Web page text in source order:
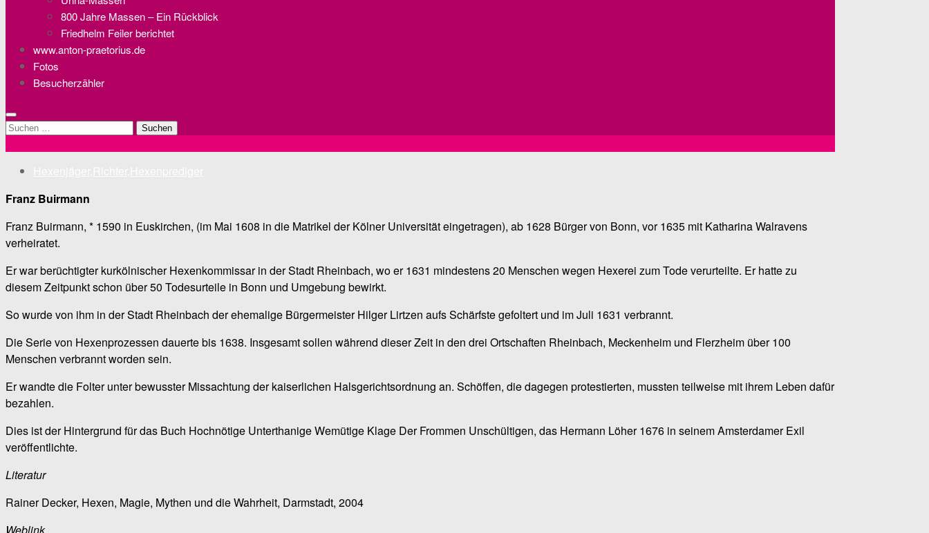
800 Jahre Massen – Ein Rückblick
Friedhelm Feiler berichtet
www.anton-praetorius.de
Fotos
Besucherzähler
Suchen
Franz Buirmann
Franz Buirmann, * 1590 in Euskirchen, (im Mai 1608 in die Matrikel der Kölner Universität eingetragen), ab 1628 Bürger von Bonn, vor 1635 mit Katharina Walravens
verheiratet.
Er war berüchtigter kurkölnischer Hexenkommissar in der Stadt Rheinbach, wo er 1631 mindestens 20 Menschen wegen Hexerei zum Tode verurteilte. Er hatte zu
diesem Zeitpunkt schon über 50 Todesurteile in Bonn und Umgebung bewirkt.
So wurde von ihm in der Stadt Rheinbach der ehemalige Bürgermeister Hilger Lirtzen aufs Schärfste gefoltert und im Juli 1631 verbrannt.
Die Serie von Hexenprozessen dauerte bis 1638. Insgesamt sollen während dieser Zeit in den drei Ortschaften Rheinbach, Meckenheim und Flerzheim über 100
Menschen verbrannt worden sein.
Er wandte die Folter unter bewusster Missachtung der kaiserlichen Halsgerichtsordnung an. Schöffen, die dagegen protestierten, mussten teilweise mit ihrem Leben dafür
bezahlen.
Dies ist der Hintergrund für das Buch Hochnötige Unterthanige Wemütige Klage Der Frommen Unschültigen, das Hermann Löher 1676 in seinem Amsterdamer Exil
veröffentlichte.
Literatur
Rainer Decker, Hexen, Magie, Mythen und die Wahrheit, Darmstadt, 2004